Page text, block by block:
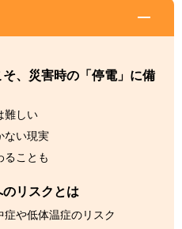
、災害時の「停電」に備
難しい
ない現実
ることも
リスクとは
や低体温症のリスク